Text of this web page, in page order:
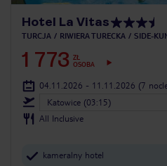
Hotel La Vitas
TURCJA RIWIERA TURECKA SIDE-
1 773 ZŁ
OSOBA
04.11.2026 - 11.11.2026 (7
Katowice (03:15)
All Inclusive
kameralny hotel